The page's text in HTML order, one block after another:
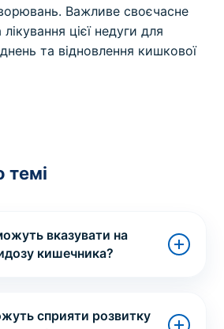
Важливе своєчасне
цієї недуги для
та відновлення кишкової
темі
вказувати на
кишечника?
сприяти розвитку